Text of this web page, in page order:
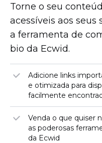
Torne o seu
acessíveis aos
a ferramenta de
bio da Ecwid.
Adicione links
e otimizada para
facilmente
Venda o que quiser
as poderosas
da Ecwid